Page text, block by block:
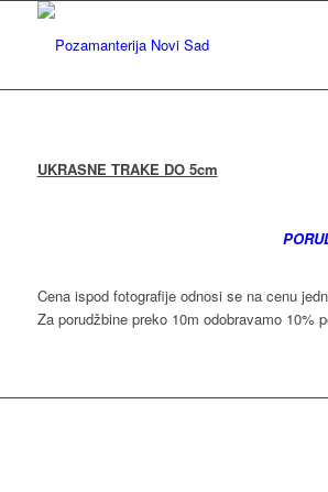
UKRASNE TRAKE DO 5cm
Cena ispod fotografije odnosi se na cenu
Za porudžbine preko 10m odobravamo 10%